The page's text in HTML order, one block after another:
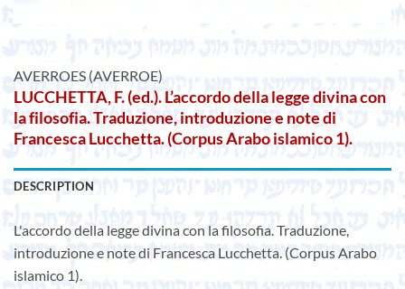
AVERROES (AVERROE)
LUCCHETTA, F. (ed.). L’accordo della legge divina con
la filosofia. Traduzione, introduzione e note di
Francesca Lucchetta. (Corpus Arabo islamico 1).
DESCRIPTION
L'accordo della legge divina con la filosofia. Traduzione,
introduzione e note di Francesca Lucchetta. (Corpus Arabo
islamico 1).